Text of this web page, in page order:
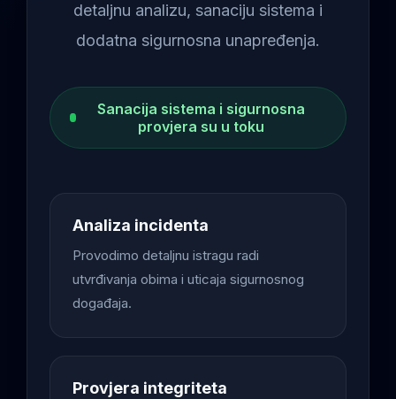
detaljnu analizu, sanaciju sistema i
dodatna sigurnosna unapređenja.
Sanacija sistema i sigurnosna
provjera su u toku
Analiza incidenta
Provodimo detaljnu istragu radi
utvrđivanja obima i uticaja sigurnosnog
događaja.
Provjera integriteta